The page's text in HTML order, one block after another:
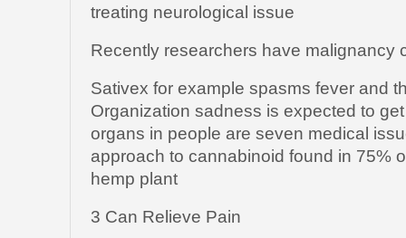
treating neurological issue
Recently researchers have malignancy
Sativex for example spasms fever and
Organization sadness is expected to
organs in people are seven medical
approach to cannabinoid found in 75%
hemp plant
3 Can Relieve Pain